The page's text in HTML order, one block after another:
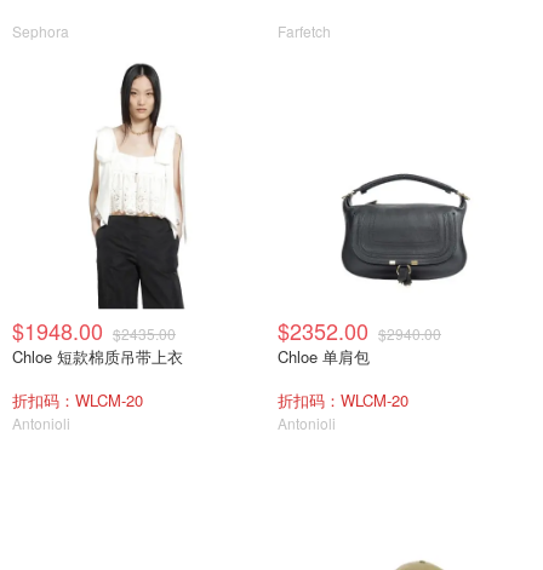
Sephora Farfetch
$1948.00 $2435.00
Chloe 短款棉质吊带上衣
折扣码：WLCM-20
Antonioli
$2352.00 $2940.00
Chloe 单肩包
折扣码：WLCM-20
Antonioli